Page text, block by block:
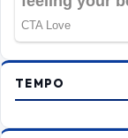
TEMPO